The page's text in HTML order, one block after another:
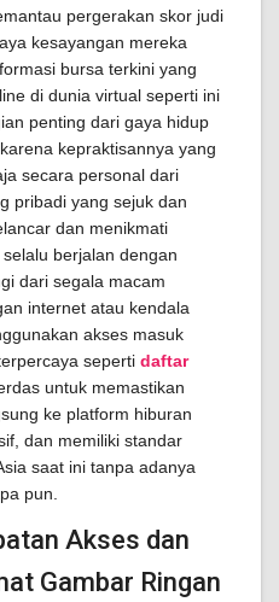
pergerakan skor judi
kesayangan mereka
bursa terkini yang
di dunia virtual seperti ini
penting dari gaya hidup
kepraktisannya yang
secara personal dari
pribadi yang sejuk dan
dan menikmati
berjalan dengan
dari segala macam
internet atau kendala
akses masuk
seperti daftar
untuk memastikan
ke platform hiburan
dan memiliki standar
saat ini tanpa adanya
pun.
Akses dan
Gambar Ringan